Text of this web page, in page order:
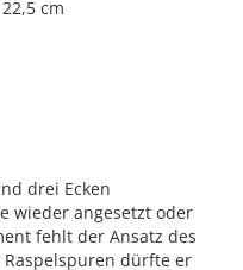
cm
drei Ecken
wieder angesetzt oder
fehlt der Ansatz des
Raspelspuren dürfte er